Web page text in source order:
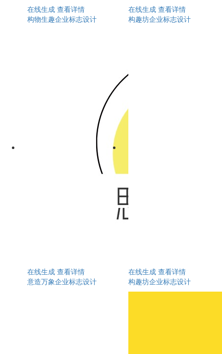
在线生成 查看详情
构物生趣企业标志设计
在线生成 查看详情
构趣坊企业标志设计
在线生成 查看详情
意造万象企业标志设计
在线生成 查看详情
构趣坊企业标志设计